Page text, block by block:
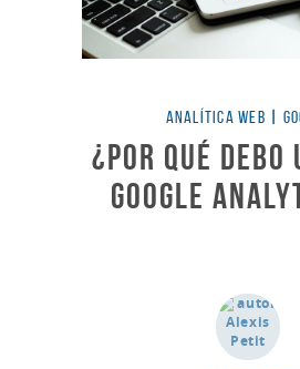
ANALÍTICA WEB
¿Por qué
Google